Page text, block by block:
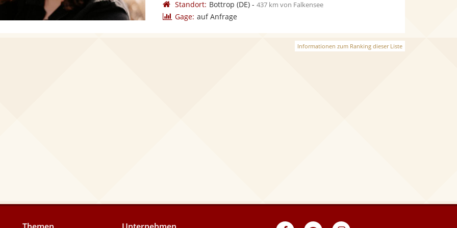
Standort: Bottrop (DE)- 437 km von Falkensee
Gage: auf Anfrage
Informationen zum Ranking dieser Liste